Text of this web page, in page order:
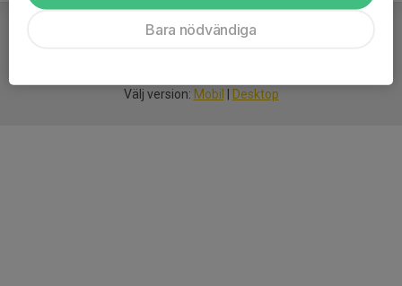
Välj version: Mobil Desktop
Bara nödvändiga